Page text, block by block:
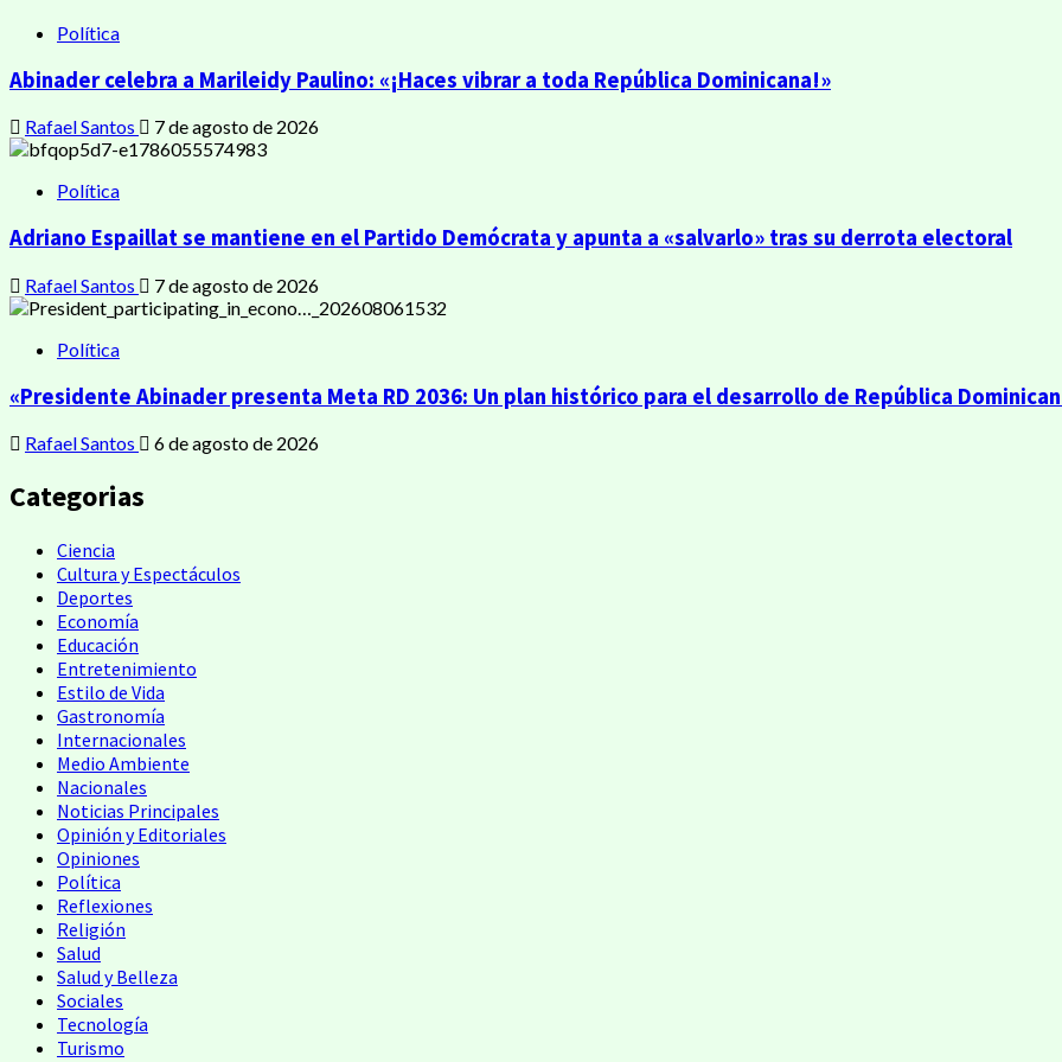
Política
Abinader celebra a Marileidy Paulino: «¡Haces vibrar a toda República Dominicana!»
Rafael Santos 7 de agosto de 2026
Política
Adriano Espaillat se mantiene en el Partido Demócrata y apunta a «salvarlo» tras su derrota electoral
Rafael Santos 7 de agosto de 2026
Política
«Presidente Abinader presenta Meta RD 2036: Un plan histórico para el desarrollo de República
Rafael Santos 6 de agosto de 2026
Categorias
Ciencia
Cultura y Espectáculos
Deportes
Economía
Educación
Entretenimiento
Estilo de Vida
Gastronomía
Internacionales
Medio Ambiente
Nacionales
Noticias Principales
Opinión y Editoriales
Opiniones
Política
Reflexiones
Religión
Salud
Salud y Belleza
Sociales
Tecnología
Turismo